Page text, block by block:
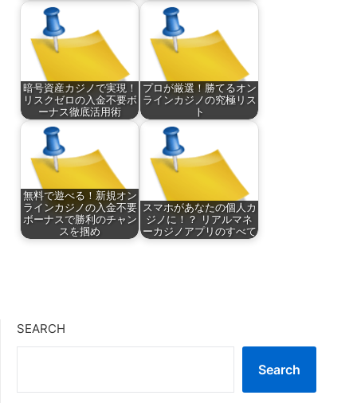
暗号資産カジノで実現！
リスクゼロの入金不要ボ
ーナス徹底活用術
プロが厳選！勝てるオン
ラインカジノの究極リス
ト
無料で遊べる！新規オン
ラインカジノの入金不要
ボーナスで勝利のチャン
スを掴め
スマホがあなたの個人カ
ジノに！？ リアルマネ
ーカジノアプリのすべて
SEARCH
Search